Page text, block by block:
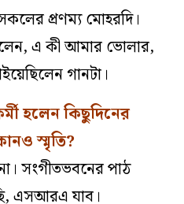
প্রণম্য মোহরদি।
এ কী আমার ভোলার,
গানটা।
হলেন কিছুদিনের
স্মৃতি?
সংগীতভবনের পাঠ
এসআরএ যাব।